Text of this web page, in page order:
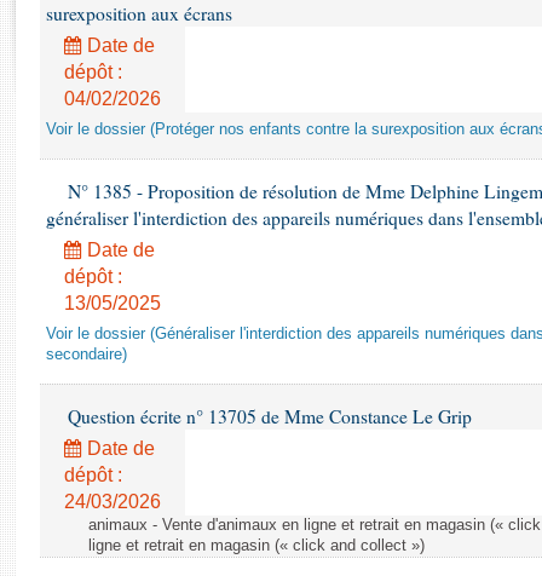
Rapports d'enquête
Rapports législatifs
Rapports sur l'application des lois
Baromètre de l’application des lois
Dossiers législatifs
Budget et sécurité sociale
Questions écrites et orales
Comptes rendus des débats
surexposition aux écrans
Date de
dépôt :
04/02/2026
Voir le dossier (Protéger nos enfants contre la surexposition aux
N° 1385 - Proposition de résolution de Mme Delphine
généraliser l'interdiction des appareils numériques dans
Date de
dépôt :
13/05/2025
Voir le dossier (Généraliser l'interdiction des appareils numériques
secondaire)
Question écrite n° 13705 de Mme Constance Le Grip
Date de
dépôt :
24/03/2026
animaux - Vente d'animaux en ligne et retrait en magasin («
ligne et retrait en magasin (« click and collect »)